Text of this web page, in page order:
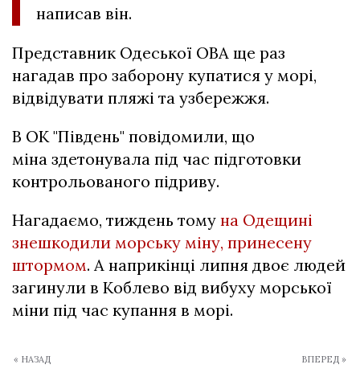
написав він.
Представник Одеської ОВА ще раз
нагадав про заборону купатися у морі,
відвідувати пляжі та узбережжя.
В ОК "Південь" повідомили, що
міна здетонувала під час підготовки
контрольованого підриву.
Нагадаємо, тиждень тому на Одещині
знешкодили морську міну, принесену
штормом. А наприкінці липня двоє людей
загинули в Коблево від вибуху морської
міни під час купання в морі.
« НАЗАД ВПЕРЕД »